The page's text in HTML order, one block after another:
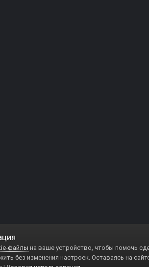
файлы на ваше устройство, чтобы помочь
без изменения настроек. Оставаясь на